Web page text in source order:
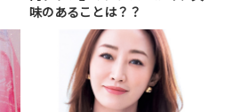
味のあることは？？